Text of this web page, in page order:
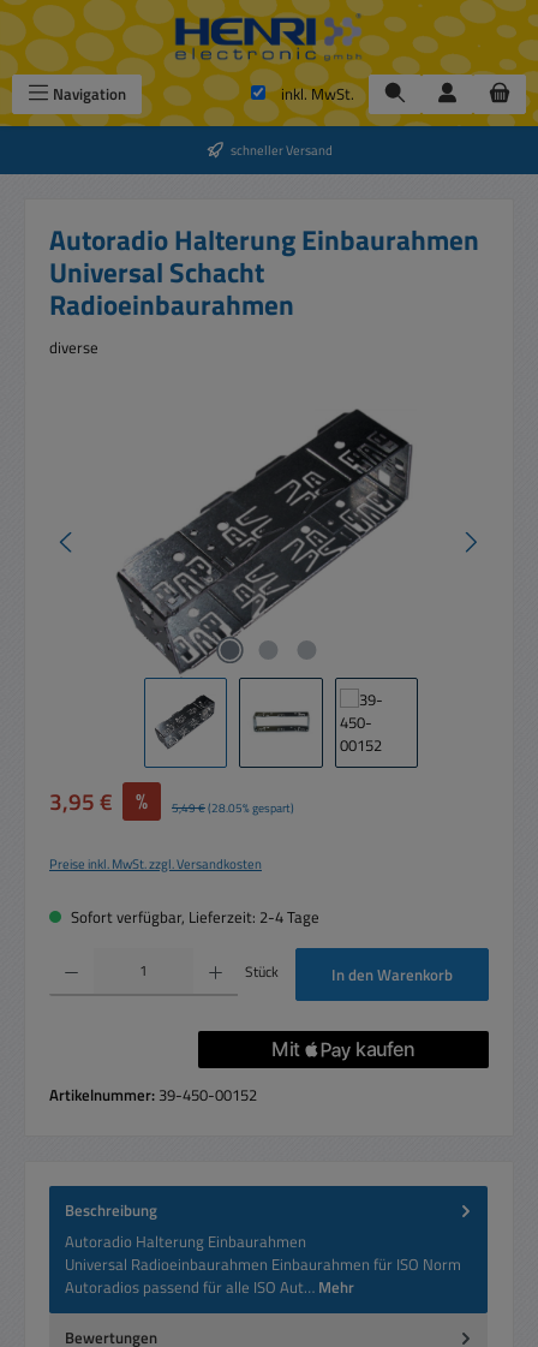
Zum Hauptinhalt springen
Navigation inkl. MwSt.
schneller Versand
Autoradio Halterung Einbaurahmen
Universal Schacht
Radioeinbaurahmen
diverse
Verkaufspreis:
3,95 € % Regulärer Preis:
5,49 €(28.05% gespart)
Preise inkl. MwSt. zzgl. Versandkosten
Sofort verfügbar, Lieferzeit: 2-4 Tage
Produkt Anzahl: Gib den gewünschten Wert ein oder benutze die Schaltflächen um
Stück In den Warenkorb
Artikelnummer: 39-450-00152
Beschreibung
Autoradio Halterung Einbaurahmen
Universal Radioeinbaurahmen Einbaurahmen für ISO Norm
Autoradios passend für alle ISO Aut… Mehr
Bewertungen